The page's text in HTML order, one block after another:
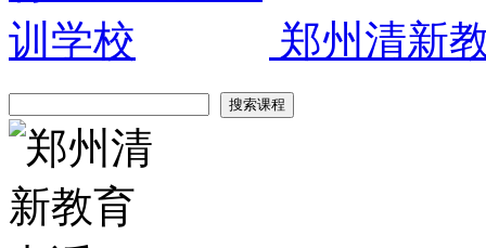
郑州清新